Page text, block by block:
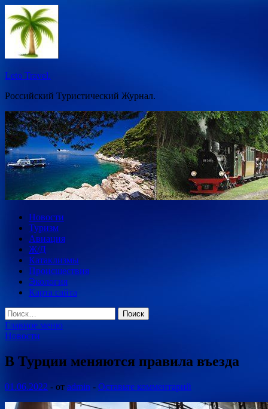
Перейти
к
содержимому
Leto Travel.
Российский Туристический Журнал.
Новости
Туризм
Авиация
Ж/Д
Катаклизмы
Происшествия
Экология
Карта сайта
Найти:
Главное меню
Новости
В Турции меняются правила въезда
01.06.2022 - от admin - Оставьте комментарий